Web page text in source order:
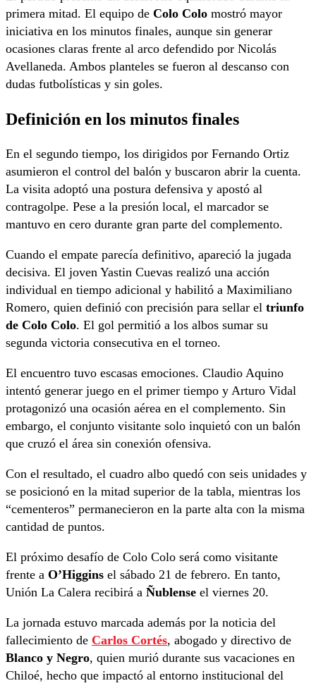
primera mitad. El equipo de Colo Colo mostró mayor
iniciativa en los minutos finales, aunque sin generar
ocasiones claras frente al arco defendido por Nicolás
Avellaneda. Ambos planteles se fueron al descanso con
dudas futbolísticas y sin goles.
Definición en los minutos finales
En el segundo tiempo, los dirigidos por Fernando Ortiz
asumieron el control del balón y buscaron abrir la cuenta.
La visita adoptó una postura defensiva y apostó al
contragolpe. Pese a la presión local, el marcador se
mantuvo en cero durante gran parte del complemento.
Cuando el empate parecía definitivo, apareció la jugada
decisiva. El joven Yastin Cuevas realizó una acción
individual en tiempo adicional y habilitó a Maximiliano
Romero, quien definió con precisión para sellar el triunfo
de Colo Colo. El gol permitió a los albos sumar su
segunda victoria consecutiva en el torneo.
El encuentro tuvo escasas emociones. Claudio Aquino
intentó generar juego en el primer tiempo y Arturo Vidal
protagonizó una ocasión aérea en el complemento. Sin
embargo, el conjunto visitante solo inquietó con un balón
que cruzó el área sin conexión ofensiva.
Con el resultado, el cuadro albo quedó con seis unidades y
se posicionó en la mitad superior de la tabla, mientras los
“cementeros” permanecieron en la parte alta con la misma
cantidad de puntos.
El próximo desafío de Colo Colo será como visitante
frente a O’Higgins el sábado 21 de febrero. En tanto,
Unión La Calera recibirá a Ñublense el viernes 20.
La jornada estuvo marcada además por la noticia del
fallecimiento de Carlos Cortés, abogado y directivo de
Blanco y Negro, quien murió durante sus vacaciones en
Chiloé, hecho que impactó al entorno institucional del